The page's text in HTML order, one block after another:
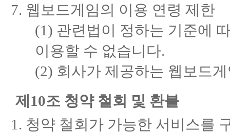
웹보드게임의 이용 연령 제한
(1) 관련법이 정하는 기준에
이용할 수 없습니다.
(2) 회사가 제공하는 웹보드
제10조 청약 철회 및 환불
청약 철회가 가능한 서비스를